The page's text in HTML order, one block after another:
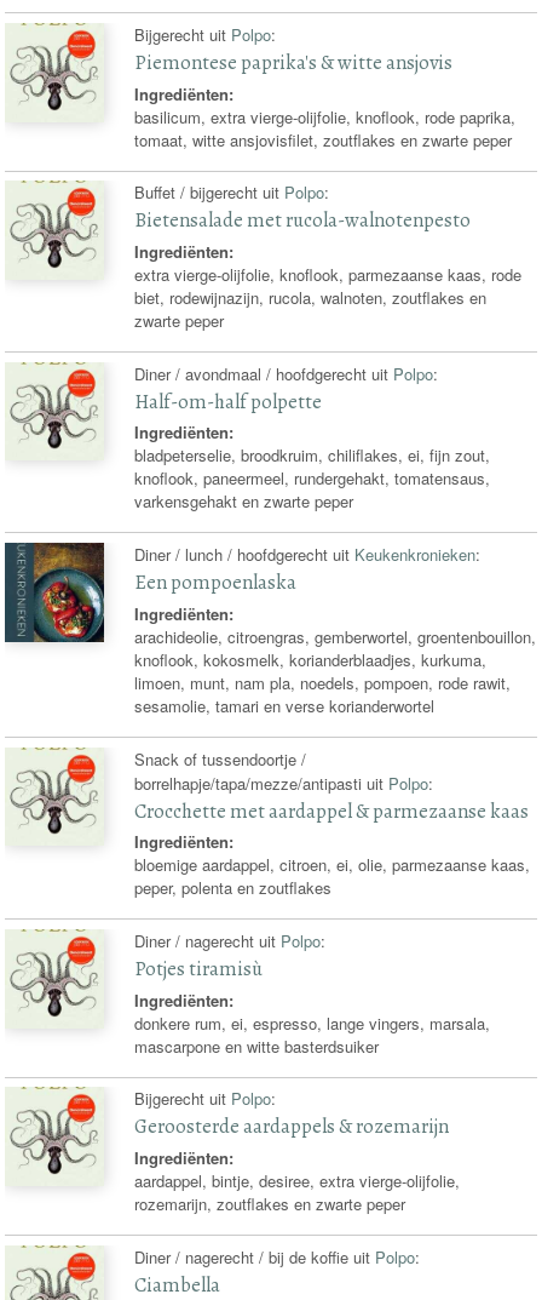
Bijgerecht uit Polpo:
Piemontese paprika's & witte ansjovis
Ingrediënten:
basilicum, extra vierge-olijfolie, knoflook, rode paprika,
tomaat, witte ansjovisfilet, zoutflakes en zwarte peper
Buffet / bijgerecht uit Polpo:
Bietensalade met rucola-walnotenpesto
Ingrediënten:
extra vierge-olijfolie, knoflook, parmezaanse kaas, rode
biet, rodewijnazijn, rucola, walnoten, zoutflakes en
zwarte peper
Diner / avondmaal / hoofdgerecht uit Polpo:
Half-om-half polpette
Ingrediënten:
bladpeterselie, broodkruim, chiliflakes, ei, fijn zout,
knoflook, paneermeel, rundergehakt, tomatensaus,
varkensgehakt en zwarte peper
Diner / lunch / hoofdgerecht uit Keukenkronieken:
Een pompoenlaska
Ingrediënten:
arachideolie, citroengras, gemberwortel, groentenbouillon,
knoflook, kokosmelk, korianderblaadjes, kurkuma,
limoen, munt, nam pla, noedels, pompoen, rode rawit,
sesamolie, tamari en verse korianderwortel
Snack of tussendoortje /
borrelhapje/tapa/mezze/antipasti uit Polpo:
Crocchette met aardappel & parmezaanse kaas
Ingrediënten:
bloemige aardappel, citroen, ei, olie, parmezaanse kaas,
peper, polenta en zoutflakes
Diner / nagerecht uit Polpo:
Potjes tiramisù
Ingrediënten:
donkere rum, ei, espresso, lange vingers, marsala,
mascarpone en witte basterdsuiker
Bijgerecht uit Polpo:
Geroosterde aardappels & rozemarijn
Ingrediënten:
aardappel, bintje, desiree, extra vierge-olijfolie,
rozemarijn, zoutflakes en zwarte peper
Diner / nagerecht / bij de koffie uit Polpo:
Ciambella